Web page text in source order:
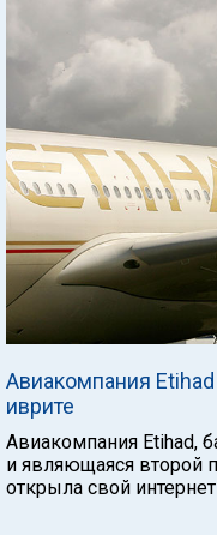
Авиакомпания
иврите
Авиакомпания Etihad,
и являющаяся второй
открыла свой